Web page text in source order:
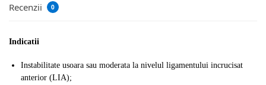
Recenzii 0
Indicatii
Instabilitate usoara sau moderata la nivelul ligamentului incrucisat
anterior (LIA);